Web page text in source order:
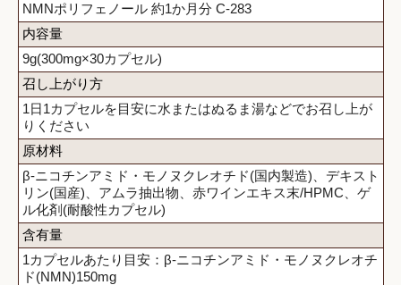
NMNポリフェノール 約1か月分 C-283
内容量
9g(300mg×30カプセル)
召し上がり方
1日1カプセルを目安に水またはぬるま湯などでお召し上が
りください
原材料
β-ニコチンアミド・モノヌクレオチド(国内製造)、デキスト
リン(国産)、アムラ抽出物、赤ワインエキス末/HPMC、ゲ
ル化剤(耐酸性カプセル)
含有量
1カプセルあたり目安：β-ニコチンアミド・モノヌクレオチ
ド(NMN)150mg